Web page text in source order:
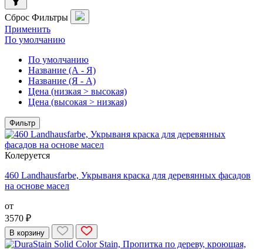
Сброс Фильтры
Применить
По умолчанию
По умолчанию
Название (А - Я)
Название (Я - А)
Цена (низкая > высокая)
Цена (высокая > низкая)
Фильтр
Колеруется
460 Landhausfarbe, Укрываня краска для деревянных фасадов
на основе масел
от
3570 ₽
В корзину